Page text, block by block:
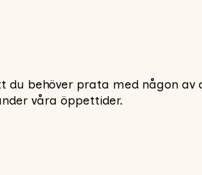
behöver prata med någon av
våra öppettider.